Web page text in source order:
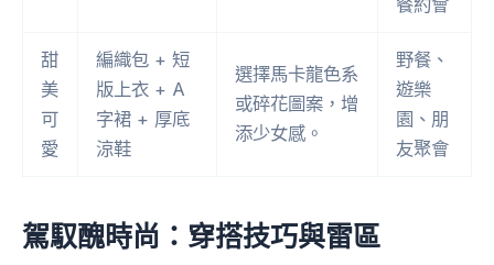
甜
美
可
愛
編織包 + 短
版上衣 + A
字裙 + 厚底
涼鞋
選擇馬卡龍色系
或碎花圖案，增
添少女感。
野餐、
遊樂
園、朋
友聚會
駕馭醜時尚：穿搭技巧與雷區